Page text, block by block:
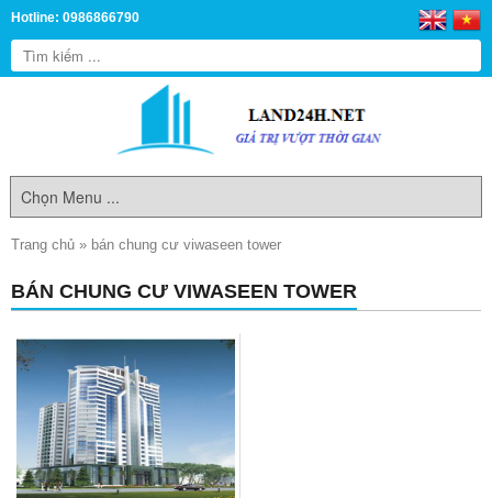
Hotline: 0986866790
Trang chủ » bán chung cư viwaseen tower
BÁN CHUNG CƯ VIWASEEN TOWER